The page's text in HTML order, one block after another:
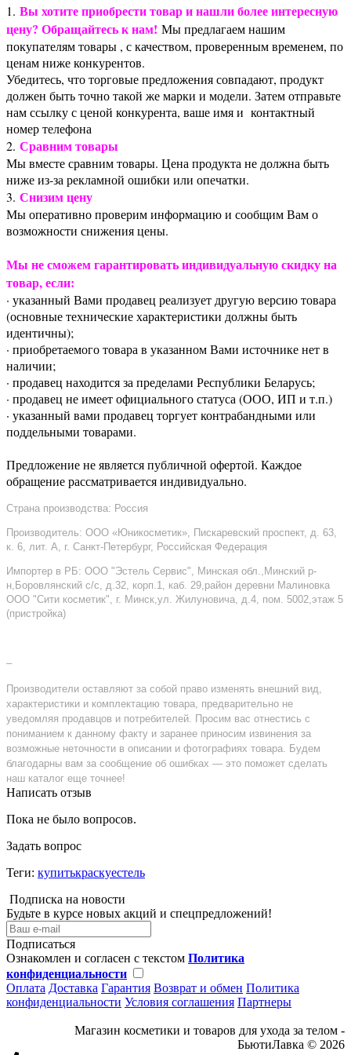
1. Вы хотите приобрести товар и нашли более интересную
цену? Обращайтесь к нам! Мы предлагаем нашим
покупателям товары , с качеством, проверенным временем, по
ценам ниже конкурентов.
Убедитесь, что торговые предложения совпадают, продукт
должен быть точно такой же марки и модели. Затем отправьте
нам ссылку с ценой конкурента, ваше имя и контактный
номер телефона
2. Сравним товары
Мы вместе сравним товары. Цена продукта не должна быть
ниже из-за рекламной ошибки или опечатки.
3. Снизим цену
Мы оперативно проверим информацию и сообщим Вам о
возможности снижения цены.
Мы не сможем гарантировать индивидуальную скидку на
товар, если:
· указанный Вами продавец реализует другую версию товара
(основные технические характеристики должны быть
идентичны);
· приобретаемого товара в указанном Вами источнике нет в
наличии;
· продавец находится за пределами Республики Беларусь;
· продавец не имеет официального статуса (ООО, ИП и т.п.)
· указанный вами продавец торгует контрабандными или
поддельными товарами.
Предложение не является публичной офертой. Каждое
обращение рассматривается индивидуально.
Страна производства: Россия
Производитель: ООО «Юникосметик», Пискаревский проспект, д. 63,
к. 6, лит. А, г. Санкт-Петербург, Российская Федерация
Импортер в РБ: ООО "Эстель Сервис", Минская обл.,Минский р-
н,Боровлянский с/с, д.32, корп.1, каб. 29,район деревни Малиновка
ООО "Сити косметик", г. Минск,ул. Жилуновича, д.4, пом. 5002,этаж 5
(пристройка)
–
Производители оставляют за собой право изменять внешний вид,
характеристики и комплектацию товара, предварительно не
уведомляя продавцов и потребителей. Просим вас отнестись с
пониманием к данному факту и заранее приносим извинения за
возможные неточности в описании и фотографиях товара. Будем
благодарны вам за сообщение об ошибках — это поможет сделать
наш каталог еще точнее!
Написать отзыв
Пока не было вопросов.
Задать вопрос
Теги: купитькраскуестель
Подписка на новости
Будьте в курсе новых акций и спецпредложений!
Подписаться
Ознакомлен и согласен с текстом Политика
конфиденциальности
Оплата Доставка Гарантия Возврат и обмен Политика
конфиденциальности Условия соглашения Партнеры
Магазин косметики и товаров для ухода за телом -
БьютиЛавка © 2026